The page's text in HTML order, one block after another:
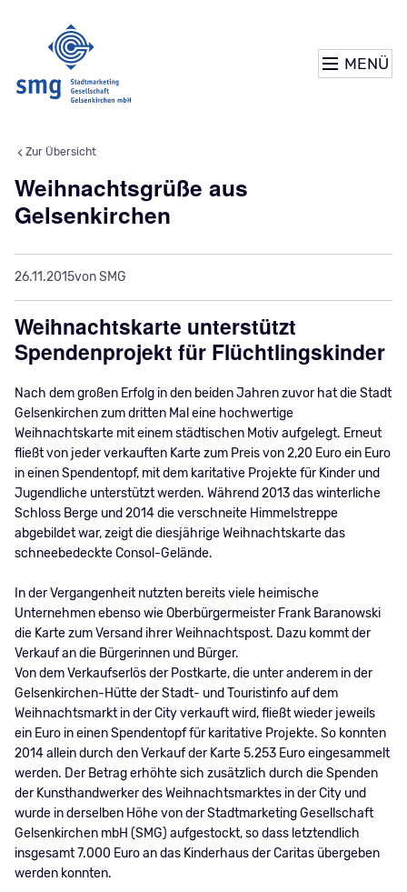
MENÜ
Weihnachtsgrüße aus
Gelsenkirchen
26.11.2015von SMG
Weihnachtskarte unterstützt
Spendenprojekt für Flüchtlingskinder
Nach dem großen Erfolg in den beiden Jahren zuvor hat die Stadt
Gelsenkirchen zum dritten Mal eine hochwertige
Weihnachtskarte mit einem städtischen Motiv aufgelegt. Erneut
fließt von jeder verkauften Karte zum Preis von 2,20 Euro ein Euro
in einen Spendentopf, mit dem karitative Projekte für Kinder und
Jugendliche unterstützt werden. Während 2013 das winterliche
Schloss Berge und 2014 die verschneite Himmelstreppe
abgebildet war, zeigt die diesjährige Weihnachtskarte das
schneebedeckte Consol-Gelände.
In der Vergangenheit nutzten bereits viele heimische
Unternehmen ebenso wie Oberbürgermeister Frank Baranowski
die Karte zum Versand ihrer Weihnachtspost. Dazu kommt der
Verkauf an die Bürgerinnen und Bürger.
Von dem Verkaufserlös der Postkarte, die unter anderem in der
Gelsenkirchen-Hütte der Stadt- und Touristinfo auf dem
Weihnachtsmarkt in der City verkauft wird, fließt wieder jeweils
ein Euro in einen Spendentopf für karitative Projekte. So konnten
2014 allein durch den Verkauf der Karte 5.253 Euro eingesammelt
werden. Der Betrag erhöhte sich zusätzlich durch die Spenden
der Kunsthandwerker des Weihnachtsmarktes in der City und
wurde in derselben Höhe von der Stadtmarketing Gesellschaft
Gelsenkirchen mbH (SMG) aufgestockt, so dass letztendlich
insgesamt 7.000 Euro an das Kinderhaus der Caritas übergeben
werden konnten.
Zur Übersicht